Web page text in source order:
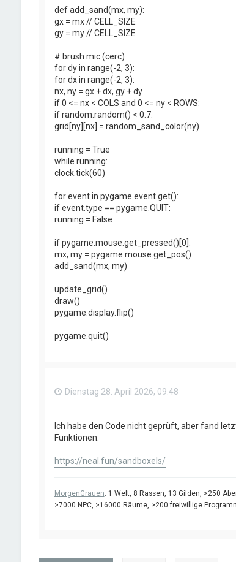
def add_sand(mx, my):
gx = mx // CELL_SIZE
gy = my // CELL_SIZE
# brush mic (cerc)
for dy in range(-2, 3):
for dx in range(-2, 3):
nx, ny = gx + dx, gy + dy
if 0 <= nx < COLS and 0 <= ny < ROWS:
if random.random() < 0.7:
grid[ny][nx] = random_sand_color(ny)
running = True
while running:
clock.tick(60)
for event in pygame.event.get():
if event.type == pygame.QUIT:
running = False
if pygame.mouse.get_pressed()[0]:
mx, my = pygame.mouse.get_pos()
add_sand(mx, my)
update_grid()
draw()
pygame.display.flip()
pygame.quit()
Dienstag 28. April 2026, 09:48
Ich habe den Code nicht geprüft, aber fand
Funktionen:
https://neal.fun/sandboxels/
MorgenGrauen: 1 Welt, 8 Rassen, 13 Gilden, >250
>7000 NPC, >16000 Räume, >200 freiwillige